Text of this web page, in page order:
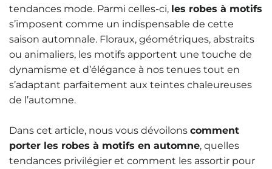
tendances mode. Parmi celles-ci, les robes à motifs
s’imposent comme un indispensable de cette
saison automnale. Floraux, géométriques, abstraits
ou animaliers, les motifs apportent une touche de
dynamisme et d’élégance à nos tenues tout en
s’adaptant parfaitement aux teintes chaleureuses
de l’automne.
Dans cet article, nous vous dévoilons comment
porter les robes à motifs en automne, quelles
tendances privilégier et comment les assortir pour